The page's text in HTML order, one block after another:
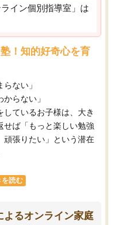
イン個別指導室」は
！知的好奇心を育
ない」
らない」
ているお子様は、大き
せば「もっと楽しい勉強
頑張りたい」という潜在
を読む
よるオンライン家庭